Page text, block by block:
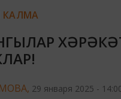
КАЛМА
29 января 2025 -